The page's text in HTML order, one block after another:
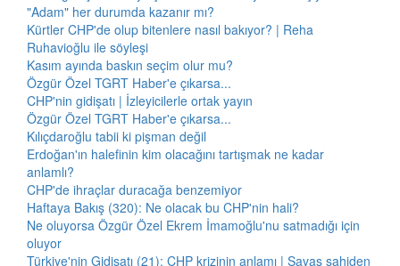
"Adam" her durumda kazanır mı?
Kürtler CHP'de olup bitenlere nasıl bakıyor? | Reha
Ruhavioğlu ile söyleşi
Kasım ayında baskın seçim olur mu?
Özgür Özel TGRT Haber'e çıkarsa...
CHP'nin gidişatı | İzleyicilerle ortak yayın
Özgür Özel TGRT Haber'e çıkarsa...
Kılıçdaroğlu tabii ki pişman değil
Erdoğan'ın halefinin kim olacağını tartışmak ne kadar
anlamlı?
CHP'de ihraçlar duracağa benzemiyor
Haftaya Bakış (320): Ne olacak bu CHP'nin hali?
Ne oluyorsa Özgür Özel Ekrem İmamoğlu'nu satmadığı için
oluyor
Türkiye'nin Gidişatı (21): CHP krizinin anlamı | Savaş sahiden